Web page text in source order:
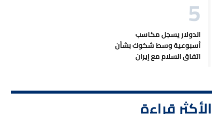
الدولار يسجل مكاسب
أسبوعية وسط شكوك بشأن
اتفاق السلام مع إيران
الأكثر قراءة